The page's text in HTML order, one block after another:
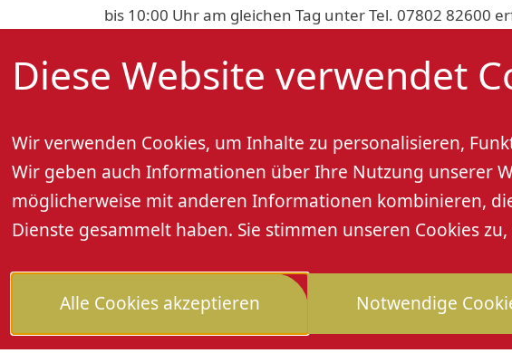
Diese Website verwendet
Wir verwenden Cookies, um Inhalte zu personalisieren,
Wir geben auch Informationen über Ihre Nutzung unserer
möglicherweise mit anderen Informationen kombinieren,
Dienste gesammelt haben. Sie stimmen unseren Cookies
Alle Cookies akzeptieren Notwendige
bis 10:00 Uhr am gleichen Tag unter Tel. 07802 82600
Preis pro Person: 5,- Euro, 3,- Euro mit Gästekarte